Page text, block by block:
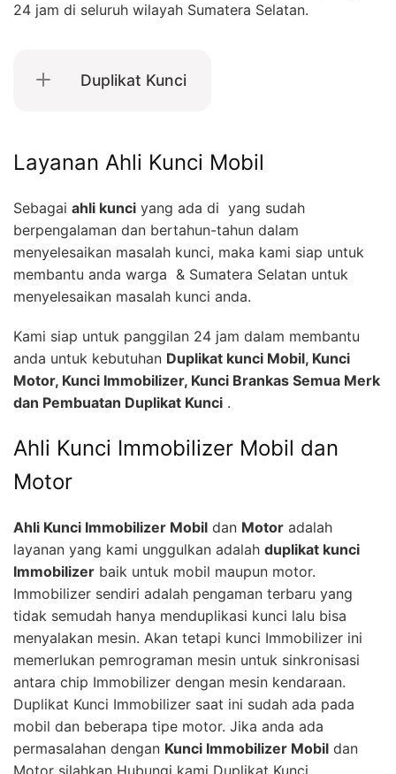
24 jam di seluruh wilayah Sumatera Selatan.
Duplikat Kunci
Layanan Ahli Kunci Mobil
Sebagai ahli kunci yang ada di yang sudah
berpengalaman dan bertahun-tahun dalam
menyelesaikan masalah kunci, maka kami siap untuk
membantu anda warga & Sumatera Selatan untuk
menyelesaikan masalah kunci anda.
Kami siap untuk panggilan 24 jam dalam membantu
anda untuk kebutuhan Duplikat kunci Mobil, Kunci
Motor, Kunci Immobilizer, Kunci Brankas Semua Merk
dan Pembuatan Duplikat Kunci .
Ahli Kunci Immobilizer Mobil dan
Motor
Ahli Kunci Immobilizer Mobil dan Motor adalah
layanan yang kami unggulkan adalah duplikat kunci
Immobilizer baik untuk mobil maupun motor.
Immobilizer sendiri adalah pengaman terbaru yang
tidak semudah hanya menduplikasi kunci lalu bisa
menyalakan mesin. Akan tetapi kunci Immobilizer ini
memerlukan pemrograman mesin untuk sinkronisasi
antara chip Immobilizer dengan mesin kendaraan.
Duplikat Kunci Immobilizer saat ini sudah ada pada
mobil dan beberapa tipe motor. Jika anda ada
permasalahan dengan Kunci Immobilizer Mobil dan